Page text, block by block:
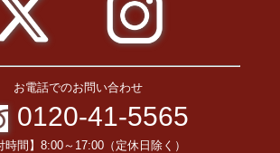
りんごには健康と美容をサポートする栄養成
っているのです。
お電話でのお問い合わせ
0120-41-5565
時間】8:00～17:00（定休日除く）